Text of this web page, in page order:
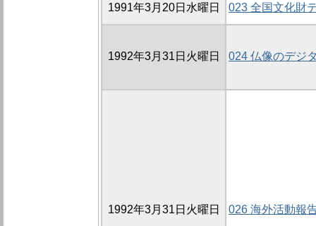
1991年3月20日水曜日 023 全国文化財
1992年3月31日火曜日 024 仏像のデジ
1992年3月31日火曜日 026 海外活動報